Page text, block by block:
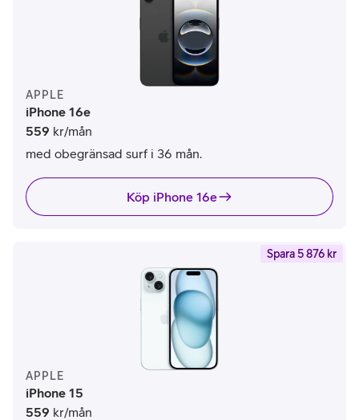
APPLE
iPhone 16e
559 kr/mån
med obegränsad surf i 36 mån.
Köp iPhone 16e
Spara 5 876 kr
APPLE
iPhone 15
559 kr/mån